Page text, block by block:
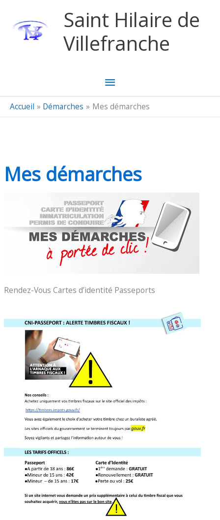
Saint Hilaire de
Villefranche
Menu
principal
Accueil Démarches Mes démarches
Mes démarches
Rendez-Vous Cartes d’identité Passeports